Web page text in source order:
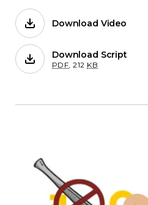
Download Video
Download Scriptfor 7.
PDF,212 KB
Play 8.